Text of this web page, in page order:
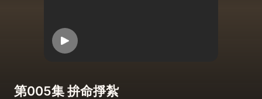
第005集 拚命掙紮